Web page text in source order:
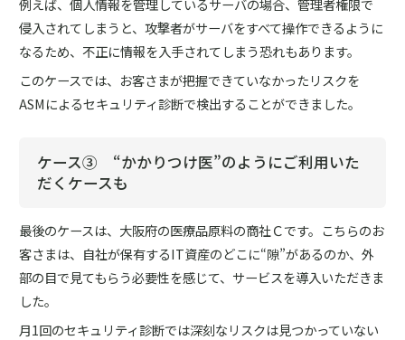
例えば、個人情報を管理しているサーバの場合、管理者権限で
侵入されてしまうと、攻撃者がサーバをすべて操作できるように
なるため、不正に情報を入手されてしまう恐れもあります。
このケースでは、お客さまが把握できていなかったリスクを
ASMによるセキュリティ診断で検出することができました。
ケース③ “かかりつけ医”のようにご利用いた
だくケースも
最後のケースは、大阪府の医療品原料の商社Ｃです。こちらのお
客さまは、自社が保有するIT資産のどこに“隙”があるのか、外
部の目で見てもらう必要性を感じて、サービスを導入いただきま
した。
月1回のセキュリティ診断では深刻なリスクは見つかっていない